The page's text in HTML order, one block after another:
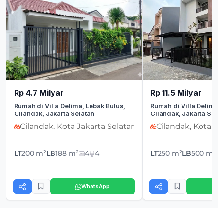
Rp 4.7 Milyar
Rumah di Villa Delima, Lebak Bulus,
Cilandak, Jakarta Selatan
Cilandak, Kota Jakarta Selatan
LT200 m²LB188 m² 4 4
WhatsApp
Rp 11.5 Milyar
Rumah di Villa
Cilandak, Jakarta
Cilandak, Kota
LT250 m²LB500 m²